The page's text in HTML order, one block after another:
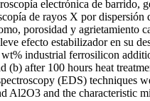
electrónica de barrido,
de rayos X por
porosidad y agrietamiento
efecto estabilizador en su
industrial ferrosilicon
after 100 hours heat
(EDS) techniques
and the characteristic